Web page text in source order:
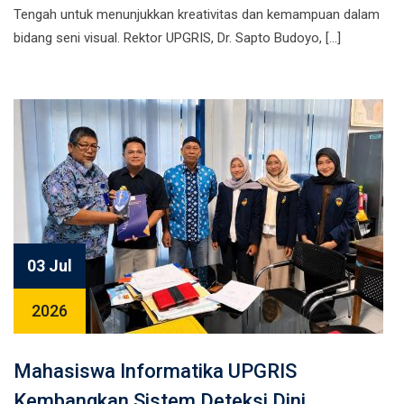
Tengah untuk menunjukkan kreativitas dan kemampuan dalam
bidang seni visual. Rektor UPGRIS, Dr. Sapto Budoyo, […]
03 Jul
2026
Mahasiswa Informatika UPGRIS